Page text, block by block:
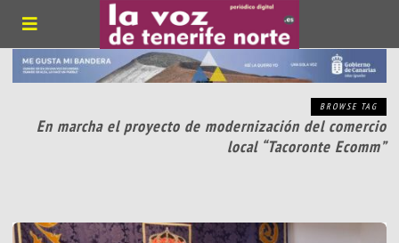
BROWSE TAG
En marcha el proyecto de modernización del comercio
local “Tacoronte Ecomm”